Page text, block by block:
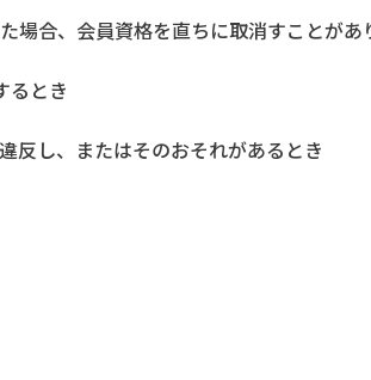
合、会員資格を直ちに取消すことがあ
るとき
反し、またはそのおそれがあるとき